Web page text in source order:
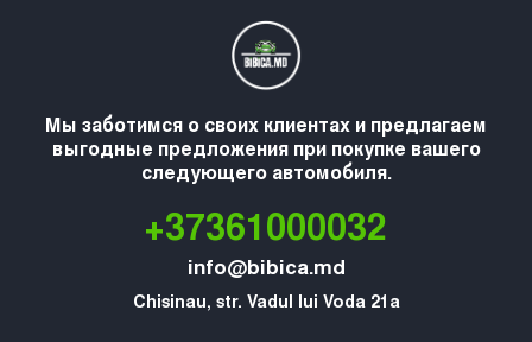
Мы заботимся о своих клиентах и предлагаем
выгодные предложения при покупке вашего
следующего автомобиля.
+37361000032
info@bibica.md
Chisinau, str. Vadul lui Voda 21a